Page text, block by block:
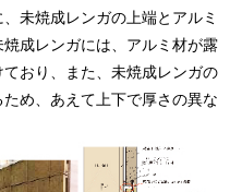
未焼成レンガの上端とアルミ
成レンガには、アルミ材が露
おり、また、未焼成レンガの
め、あえて上下で厚さの異な